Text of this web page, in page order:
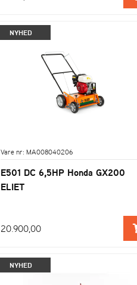
NYHED
Vare nr: MA008040206
E501 DC 6,5HP Honda GX200
ELIET
20.900,00
NYHED